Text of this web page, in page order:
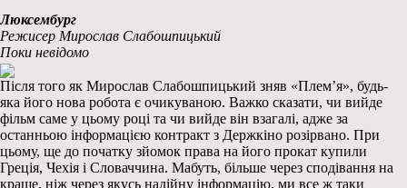
Люксембург
Режисер Мирослав Слабошпицький
Поки невідомо
Після того як Мирослав Слабошпицький зняв «Плем’я», будь-
яка його нова робота є очикуваною. Важко сказати, чи вийде
фільм саме у цьому році та чи вийде він взагалі, адже за
останньою інформацією контракт з Держкіно розірвано. При
цьому, ще до початку зйомок права на його прокат купили
Греція, Чехія і Словаччина. Мабуть, більше через сподівання на
краще, ніж через якусь надійну інформацію, ми все ж таки